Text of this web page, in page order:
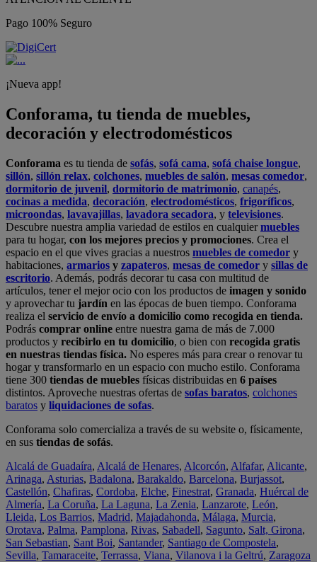
Pago 100% Seguro
¡Nueva app!
Conforama, tu tienda de muebles,
decoración y electrodomésticos
Conforama es tu tienda de sofás, sofá cama, sofá chaise longue,
sillón, sillón relax, colchones, muebles de salón, mesas comedor,
dormitorio de juvenil, dormitorio de matrimonio, canapés,
cocinas a medida, decoración, electrodomésticos, frigoríficos,
microondas, lavavajillas, lavadora secadora, y televisiones.
Descubre nuestra amplia variedad de estilos en cualquiermuebles
para tu hogar, con los mejores precios y promociones. Crea el
espacio en el que vives gracias a nuestros muebles de comedor y
habitaciones, armarios y zapateros, mesas de comedor y sillas de
escritorio. Además, podrás decorar tu casa con multitud de
artículos, tener el mejor ocio con los productos de imagen y sonido
y aprovechar tu jardín en las épocas de buen tiempo. Conforama
realiza el servicio de envío a domicilio como recogida en tienda.
Podrás comprar online entre nuestra gama de más de 7.000
productos y recibirlo en tu domicilio, o bien con recogida gratis
en nuestras tiendas física. No esperes más para crear o renovar tu
hogar y transformarlo en un espacio con mucho estilo. Conforama
tiene 300 tiendas de muebles físicas distribuidas en 6 países
distintos. Aproveche nuestras ofertas de sofas baratos, colchones
baratos y liquidaciones de sofas.
Conforama solo comercializa a través de su website o, físicamente,
en sus tiendas de sofás.
Alcalá de Guadaíra, Alcalá de Henares, Alcorcón, Alfafar, Alicante,
Arinaga, Asturias, Badalona, Barakaldo, Barcelona, Burjassot,
Castellón, Chafiras, Cordoba, Elche, Finestrat, Granada, Huércal de
Almería, La Coruña, La Laguna, La Zenia, Lanzarote, León,
Lleida, Los Barrios, Madrid, Majadahonda, Málaga, Murcia,
Orotava, Palma, Pamplona, Rivas, Sabadell, Sagunto, Salt, Girona,
San Sebastian, Sant Boi, Santander, Santiago de Compostela,
Sevilla, Tamaraceite, Terrassa, Viana, Vilanova i la Geltrú, Zaragoza